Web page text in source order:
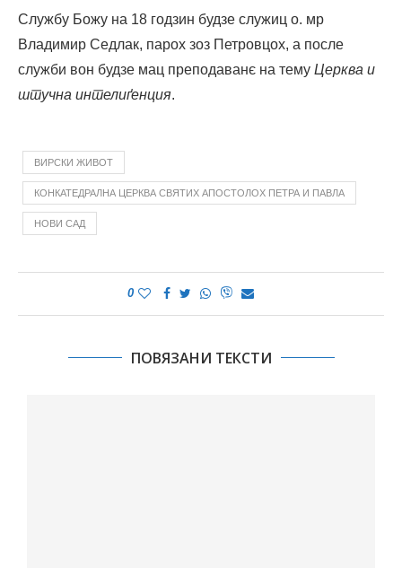
Службу Божу на 18 годзин будзе служиц о. мр
Владимир Седлак, парох зоз Петровцох, а после
служби вон будзе мац преподаванє на тему Церква и
штучна интелиґенция.
ВИРСКИ ЖИВОТ
КОНКАТЕДРАЛНА ЦЕРКВА СВЯТИХ АПОСТОЛОХ ПЕТРА И ПАВЛА
НОВИ САД
0
ПОВЯЗАНИ ТЕКСТИ